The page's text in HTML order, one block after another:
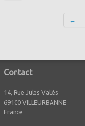
←
Contact
14, Rue Jules Vallès
69100 VILLEURBANNE
France